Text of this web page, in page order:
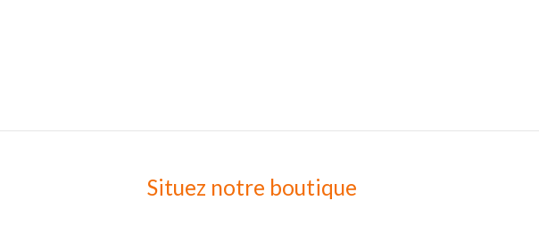
Situez notre boutique